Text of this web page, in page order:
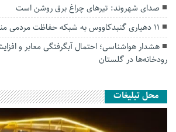
صدای شهروند: تیرهای چراغ برق روشن است
۱۱ دهیاری گنبدکاووس به شبکه حفاظت مردمی منابع طبیعی پیوستند
هشدار هواشناسی؛ احتمال آبگرفتگی معابر و
رودخانه‌ها در گلستان
محل تبلیغات